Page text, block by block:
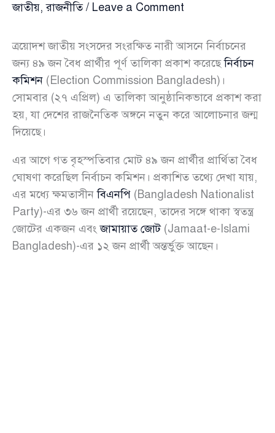
জাতীয়,রাজনীতি/ Leave a Comment
ত্রয়োদশ জাতীয় সংসদের সংরক্ষিত নারী আসনে নির্বাচনের
জন্য ৪৯ জন বৈধ প্রার্থীর পূর্ণ তালিকা প্রকাশ করেছেনির্বাচন
কমিশন (Election Commission Bangladesh)।
সোমবার (২৭ এপ্রিল) এ তালিকা আনুষ্ঠানিকভাবে প্রকাশ করা
হয়, যা দেশের রাজনৈতিক অঙ্গনে নতুন করে আলোচনার জন্ম
দিয়েছে।
এর আগে গত বৃহস্পতিবার মোট ৪৯ জন প্রার্থীর প্রার্থিতা বৈধ
ঘোষণা করেছিল নির্বাচন কমিশন। প্রকাশিত তথ্যে দেখা যায়,
এর মধ্যে ক্ষমতাসীনবিএনপি (Bangladesh Nationalist
Party)-এর ৩৬ জন প্রার্থী রয়েছেন, তাদের সঙ্গে থাকা স্বতন্ত্র
জোটের একজন এবংজামায়াত জোট(Jamaat-e-Islami
Bangladesh)-এর ১২ জন প্রার্থী অন্তর্ভুক্ত আছেন।